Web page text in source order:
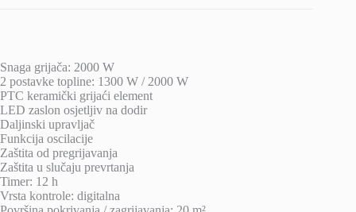
Snaga grijača: 2000 W
2 postavke topline: 1300 W / 2000 W
PTC keramički grijaći element
LED zaslon osjetljiv na dodir
Daljinski upravljač
Funkcija oscilacije
Zaštita od pregrijavanja
Zaštita u slučaju prevrtanja
Timer: 12 h
Vrsta kontrole: digitalna